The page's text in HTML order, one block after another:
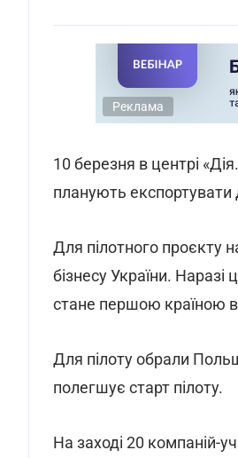
Реклама
10 березня в центрі
планують
Для пілотного проєкту
бізнесу України.
стане першою країною в
Для пілоту обрали
полегшує старт пілоту.
На заході 20 компаній-